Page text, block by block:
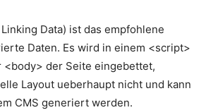
Data) ist das empfohlene
Daten. Es wird in einem <script>
<body> der Seite eingebettet,
Layout ueberhaupt nicht und kann
CMS generiert werden.